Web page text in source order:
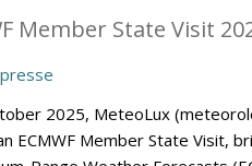
Member State Visit
2025, MeteoLux
ECMWF Member State Visit,